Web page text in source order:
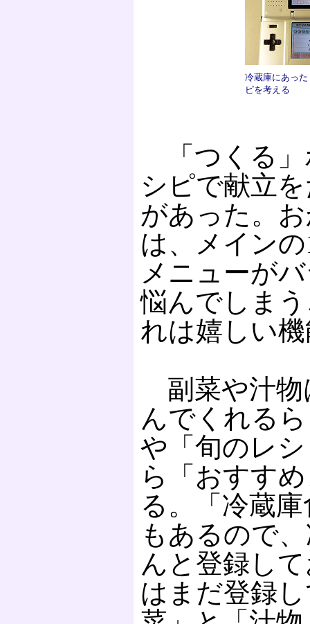
冷蔵庫にあっ
ピを考える
「つくる」
シピで献立
があった。
は、メイン
メニューが
悩んでしま
れは嬉しい
副菜や汁物
んでくれる
や「旬のレ
ら「おすす
る。「冷蔵
もあるので
んと登録し
はまだ登録